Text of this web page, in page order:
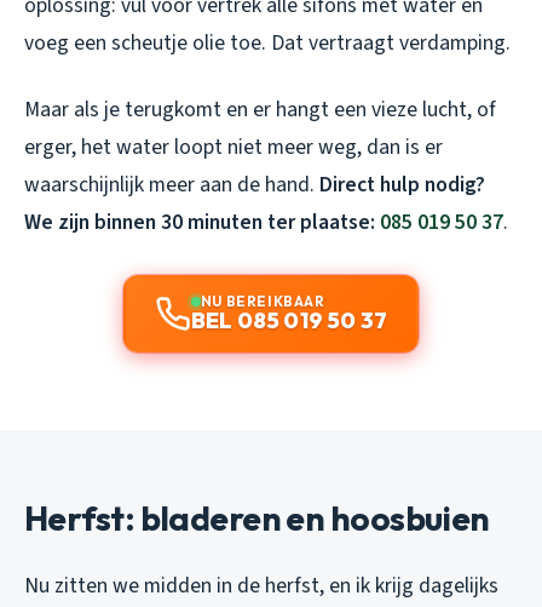
voeg een scheutje olie toe. Dat vertraagt verdamping.
Maar als je terugkomt en er hangt een vieze lucht, of
erger, het water loopt niet meer weg, dan is er
waarschijnlijk meer aan de hand. Direct hulp nodig?
We zijn binnen 30 minuten ter plaatse: 085 019 50 37.
NU BEREIKBAAR
BEL 085 019 50 37
Herfst: bladeren en hoosbuien
Nu zitten we midden in de herfst, en ik krijg dagelijks